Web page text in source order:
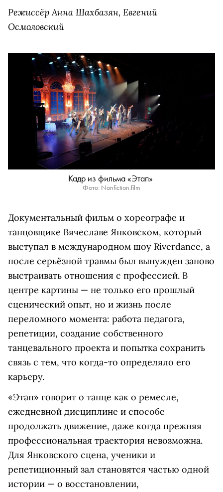
Режиссёр Анна Шахбазян, Евгений
Осмоловский
Кадр из фильма «Этап»
Фото: Nonfiction.film
Документальный фильм о хореографе и
танцовщике Вячеславе Янковском, который
выступал в международном шоу Riverdance, а
после серьёзной травмы был вынужден заново
выстраивать отношения с профессией. В
центре картины — не только его прошлый
сценический опыт, но и жизнь после
переломного момента: работа педагога,
репетиции, создание собственного
танцевального проекта и попытка сохранить
связь с тем, что когда-то определяло его
карьеру.
«Этап» говорит о танце как о ремесле,
ежедневной дисциплине и способе
продолжать движение, даже когда прежняя
профессиональная траектория невозможна.
Для Янковского сцена, ученики и
репетиционный зал становятся частью одной
истории — о восстановлении,